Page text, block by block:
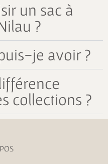
un sac à
?
je avoir ?
collections ?